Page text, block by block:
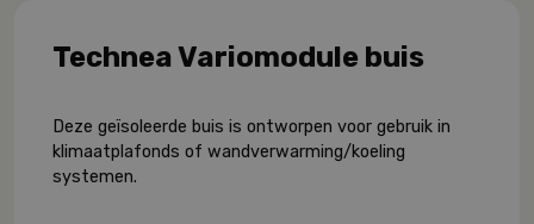
Technea Variomodule buis
Deze geïsoleerde buis is ontworpen voor gebruik in
klimaatplafonds of wandverwarming/koeling
systemen.